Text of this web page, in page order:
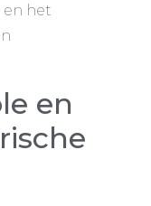
het
en